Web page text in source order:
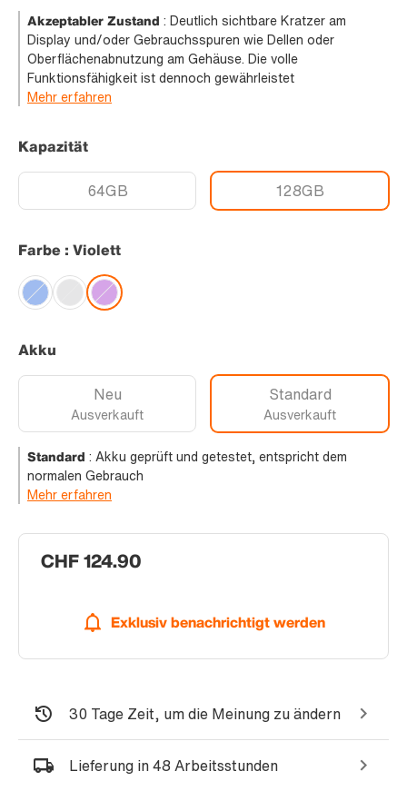
CHF 124.90
Exklusiv benachrichtigt werden
Akzeptabler Zustand : Deutlich sichtbare Kratzer am
Display und/oder Gebrauchsspuren wie Dellen oder
Oberflächenabnutzung am Gehäuse. Die volle
Funktionsfähigkeit ist dennoch gewährleistet
Mehr erfahren
Kapazität
64GB 128GB
Farbe : Violett
Akku
Neu
Ausverkauft
Standard
Ausverkauft
Standard : Akku geprüft und getestet, entspricht dem
normalen Gebrauch
Mehr erfahren
30 Tage Zeit, um die Meinung zu ändern
Lieferung in 48 Arbeitsstunden